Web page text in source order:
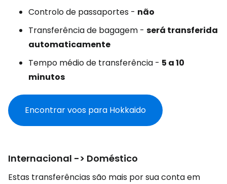
Controlo de passaportes - não
Transferência de bagagem - será transferida
automaticamente
Tempo médio de transferência - 5 a 10
minutos
Encontrar voos para Hokkaido
Internacional -> Doméstico
Estas transferências são mais por sua conta em